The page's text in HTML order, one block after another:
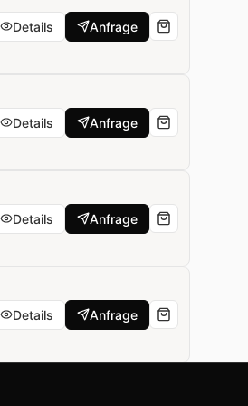
Details Anfrage
Details Anfrage
Details Anfrage
Details Anfrage